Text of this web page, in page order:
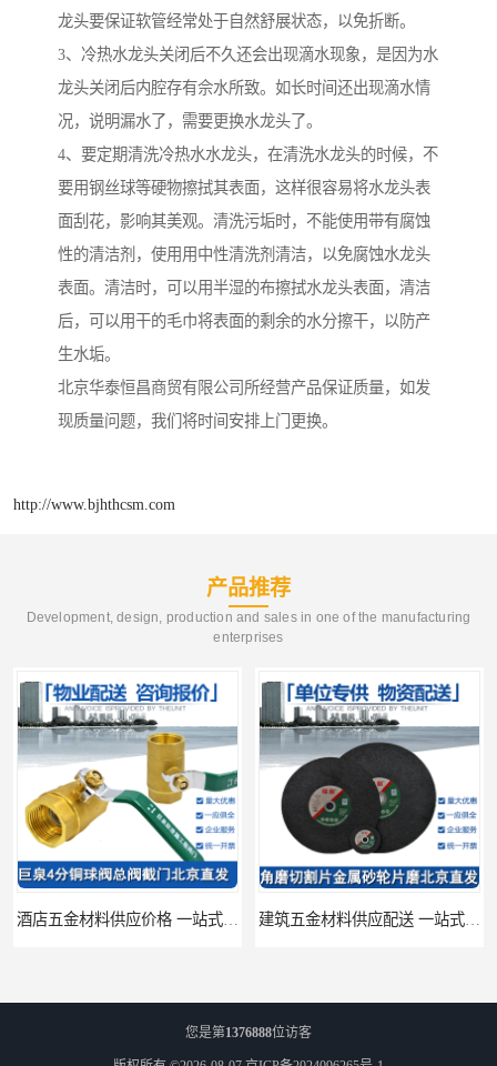
龙头要保证软管经常处于自然舒展状态，以免折断。
3、冷热水龙头关闭后不久还会出现滴水现象，是因为水
龙头关闭后内腔存有佘水所致。如长时间还出现滴水情
况，说明漏水了，需要更换水龙头了。
4、要定期清洗冷热水水龙头，在清洗水龙头的时候，不
要用钢丝球等硬物擦拭其表面，这样很容易将水龙头表
面刮花，影响其美观。清洗污垢时，不能使用带有腐蚀
性的清洁剂，使用用中性清洗剂清洁，以免腐蚀水龙头
表面。清洁时，可以用半湿的布擦拭水龙头表面，清洁
后，可以用干的毛巾将表面的剩余的水分擦干，以防产
生水垢。
北京华泰恒昌商贸有限公司所经营产品保证质量，如发
现质量问题，我们将时间安排上门更换。
http://www.bjhthcsm.com
产品推荐
Development, design, production and sales in one of the manufacturing
enterprises
酒店五金材料供应价格 一站式配送 建筑五金材料供应配送 一站式五金材料供应商
您是第1376888位访客